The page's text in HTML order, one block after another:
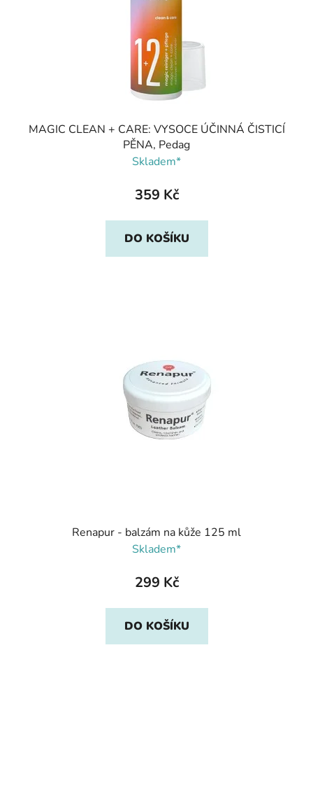
MAGIC CLEAN + CARE: VYSOCE ÚČINNÁ ČISTICÍ
PĚNA, Pedag
Skladem*
359 Kč
DO KOŠÍKU
Renapur - balzám na kůže 125 ml
Skladem*
299 Kč
DO KOŠÍKU